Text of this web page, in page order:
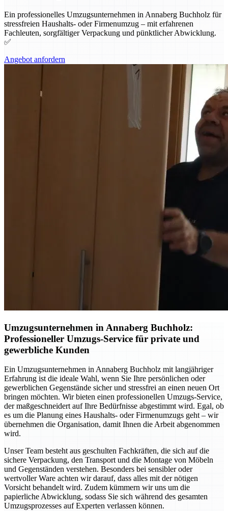
Ein professionelles Umzugsunternehmen in Annaberg Buchholz für
stressfreien Haushalts- oder Firmenumzug – mit erfahrenen
Fachleuten, sorgfältiger Verpackung und pünktlicher Abwicklung.
✅
Angebot anfordern
Umzugsunternehmen in Annaberg Buchholz:
Professioneller Umzugs-Service für private und
gewerbliche Kunden
Ein Umzugsunternehmen in Annaberg Buchholz mit langjähriger
Erfahrung ist die ideale Wahl, wenn Sie Ihre persönlichen oder
gewerblichen Gegenstände sicher und stressfrei an einen neuen Ort
bringen möchten. Wir bieten einen professionellen Umzugs-Service,
der maßgeschneidert auf Ihre Bedürfnisse abgestimmt wird. Egal, ob
es um die Planung eines Haushalts- oder Firmenumzugs geht – wir
übernehmen die Organisation, damit Ihnen die Arbeit abgenommen
wird.
Unser Team besteht aus geschulten Fachkräften, die sich auf die
sichere Verpackung, den Transport und die Montage von Möbeln
und Gegenständen verstehen. Besonders bei sensibler oder
wertvoller Ware achten wir darauf, dass alles mit der nötigen
Vorsicht behandelt wird. Zudem kümmern wir uns um die
papierliche Abwicklung, sodass Sie sich während des gesamten
Umzugsprozesses auf Experten verlassen können.